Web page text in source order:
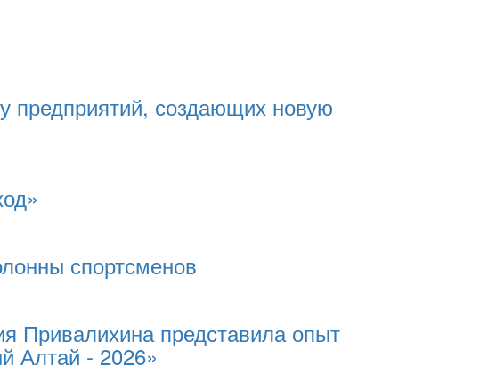
предприятий, создающих новую
спортсменов
Привалихина представила опыт
Алтай - 2026»